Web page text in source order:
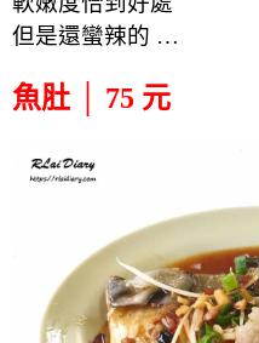
但是還蠻辣的 …
魚肚 │ 75 元